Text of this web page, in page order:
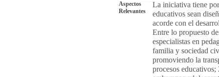
Aspectos
Relevantes
La iniciativa tiene
educativos sean
acorde con el
Entre lo propuesto
especialistas en
familia y sociedad
promoviendo la
procesos